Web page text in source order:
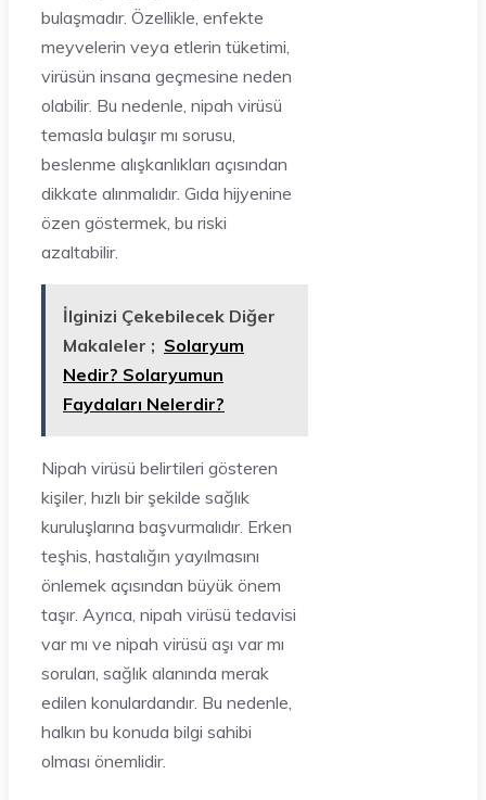
bulaşmadır. Özellikle, enfekte
meyvelerin veya etlerin tüketimi,
virüsün insana geçmesine neden
olabilir. Bu nedenle, nipah virüsü
temasla bulaşır mı sorusu,
beslenme alışkanlıkları açısından
dikkate alınmalıdır. Gıda hijyenine
özen göstermek, bu riski
azaltabilir.
İlginizi Çekebilecek Diğer
Makaleler ; Solaryum
Nedir? Solaryumun
Faydaları Nelerdir?
Nipah virüsü belirtileri gösteren
kişiler, hızlı bir şekilde sağlık
kuruluşlarına başvurmalıdır. Erken
teşhis, hastalığın yayılmasını
önlemek açısından büyük önem
taşır. Ayrıca, nipah virüsü tedavisi
var mı ve nipah virüsü aşı var mı
soruları, sağlık alanında merak
edilen konulardandır. Bu nedenle,
halkın bu konuda bilgi sahibi
olması önemlidir.